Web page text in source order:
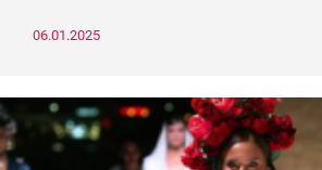
06.01.2025